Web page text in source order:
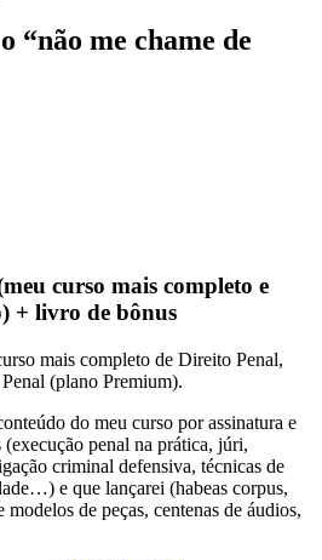
“não me chame de
curso mais completo e
+ livro de bônus
mais completo de Direito Penal,
(plano Premium).
do meu curso por assinatura e
penal na prática, júri,
criminal defensiva, técnicas de
e que lançarei (habeas corpus,
de peças, centenas de áudios,